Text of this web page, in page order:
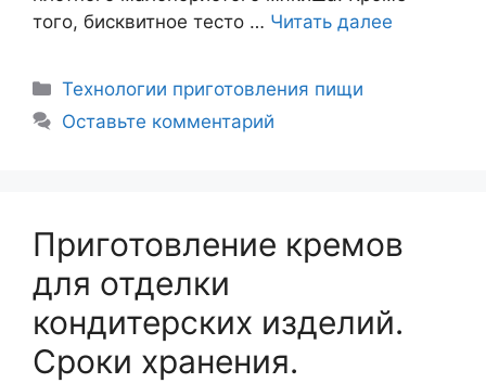
того, бисквитное тесто … Читать далее
Рубрики
Технологии приготовления пищи
Оставьте комментарий
Приготовление кремов
для отделки
кондитерских изделий.
Сроки хранения.